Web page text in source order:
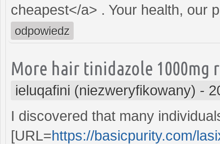
cheapest</a> . Your health, our
odpowiedz
More hair tinidazole 1000mg
ieluqafini (niezweryfikowany) -
I discovered that many
[URL=https://basicpurity.com/